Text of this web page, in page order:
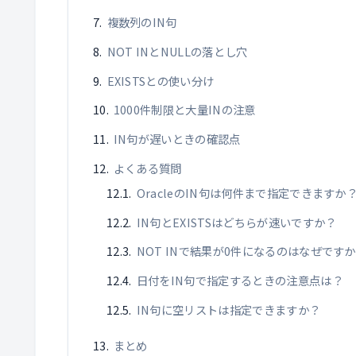
複数列のIN句
NOT INとNULLの落とし穴
EXISTSとの使い分け
1000件制限と大量INの注意
IN句が遅いときの確認点
よくある質問
OracleのIN句は何件まで指定できますか
IN句とEXISTSはどちらが速いですか？
NOT INで結果が0件になるのはなぜです
日付をIN句で指定するときの注意点は？
IN句に空リストは指定できますか？
まとめ